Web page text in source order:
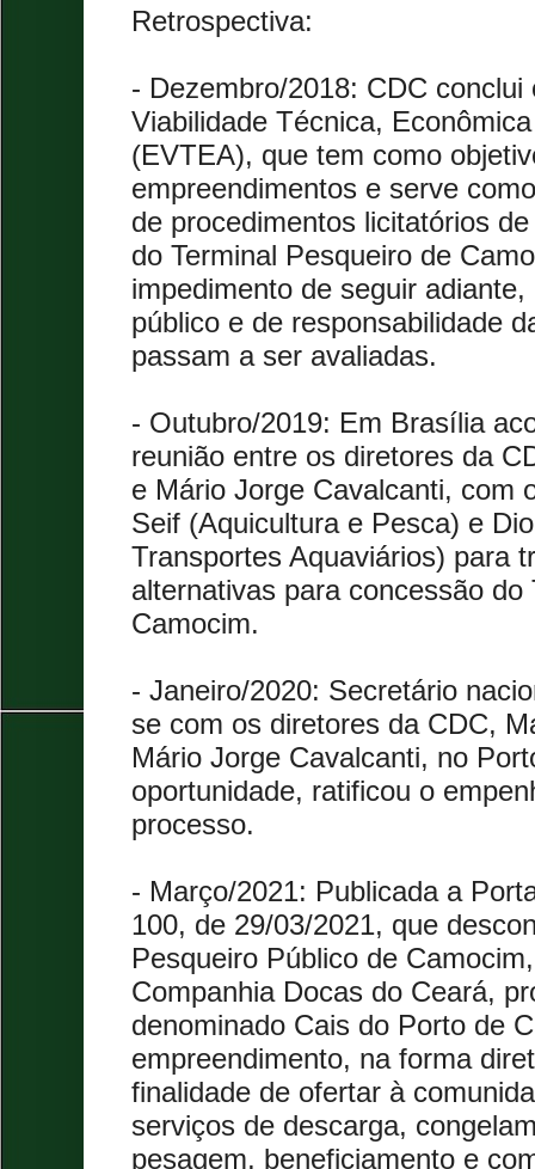
Retrospectiva:
- Dezembro/2018: CDC conclui
Viabilidade Técnica,
(EVTEA), que tem como
empreendimentos e serve
de procedimentos licitatórios
do Terminal Pesqueiro de
impedimento de seguir
público e de responsabilidade
passam a ser avaliadas.
- Outubro/2019: Em Brasília
reunião entre os diretores da
e Mário Jorge Cavalcanti, com
Seif (Aquicultura e Pesca) e
Transportes Aquaviários) para
alternativas para concessão do
Camocim.
- Janeiro/2020: Secretário
se com os diretores da CDC,
Mário Jorge Cavalcanti, no
oportunidade, ratificou o
processo.
- Março/2021: Publicada a
100, de 29/03/2021, que
Pesqueiro Público de
Companhia Docas do Ceará,
denominado Cais do Porto de
empreendimento, na forma
finalidade de ofertar à
serviços de descarga,
pesagem, beneficiamento e